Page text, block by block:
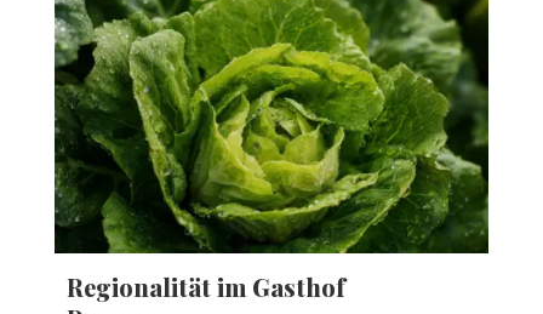
Regionalität im Gasthof